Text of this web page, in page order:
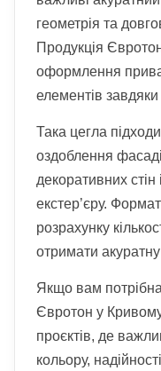
геометрія та
Продукція
оформлення
елементів завдяки
Така цегла
оздоблення
декоративних стін
екстер’єру.
розрахунку
отримати
Якщо вам
Євротон у Кривому
проєктів, де
кольору,